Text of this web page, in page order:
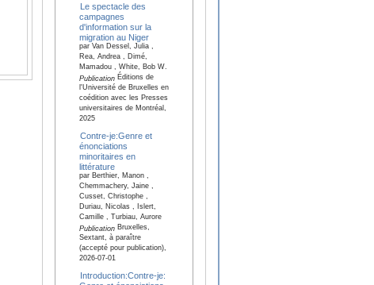
Le spectacle des
campagnes
d'information sur la
migration au Niger
par Van Dessel, Julia ,
Rea, Andrea , Dimé,
Mamadou , White, Bob W.
PublicationÉditions de
l'Université de Bruxelles en
coédition avec les Presses
universitaires de Montréal,
2025
Contre-je:Genre et
énonciations
minoritaires en
littérature
par Berthier, Manon ,
Chemmachery, Jaine ,
Cusset, Christophe ,
Duriau, Nicolas , Islert,
Camille , Turbiau, Aurore
PublicationBruxelles,
Sextant, à paraître
(accepté pour publication),
2026-07-01
Introduction:Contre-je: